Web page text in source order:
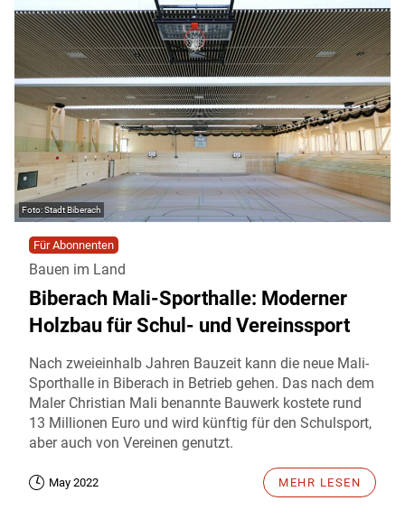
Stadt Biberach
Für Abonnenten
Bauen im Land
Biberach Mali-Sporthalle: Moderner
Holzbau für Schul- und Vereinssport
Nach zweieinhalb Jahren Bauzeit kann die neue Mali-
Sporthalle in Biberach in Betrieb gehen. Das nach dem
Maler Christian Mali benannte Bauwerk kostete rund
13 Millionen Euro und wird künftig für den Schulsport,
aber auch von Vereinen genutzt.
May 2022 MEHR LESEN